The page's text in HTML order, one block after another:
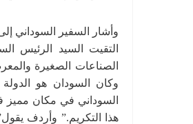
وأشار السفير السوداني
التقيت السيد الرئيس
الصناعات الصغيرة
وكان السودان هو
السوداني في مكان مميز
هذا التكريم.” وأردف